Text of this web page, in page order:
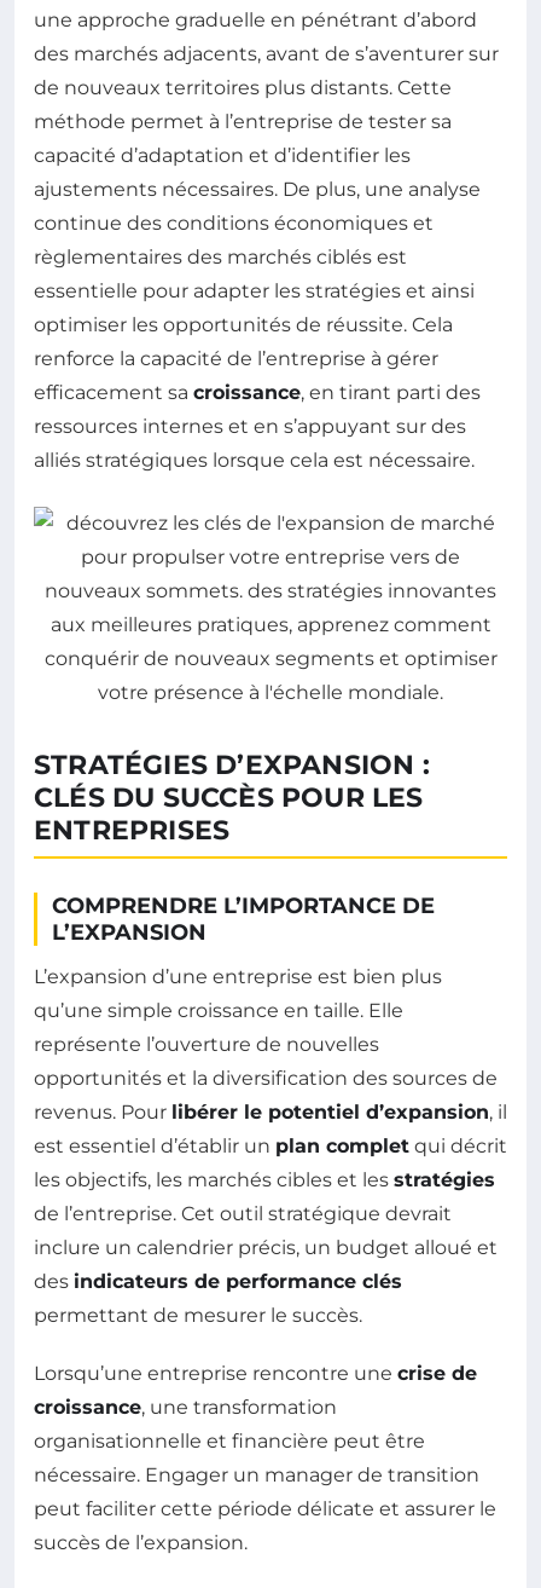
une approche graduelle en pénétrant d’abord
des marchés adjacents, avant de s’aventurer sur
de nouveaux territoires plus distants. Cette
méthode permet à l’entreprise de tester sa
capacité d’adaptation et d’identifier les
ajustements nécessaires. De plus, une analyse
continue des conditions économiques et
règlementaires des marchés ciblés est
essentielle pour adapter les stratégies et ainsi
optimiser les opportunités de réussite. Cela
renforce la capacité de l’entreprise à gérer
efficacement sa croissance, en tirant parti des
ressources internes et en s’appuyant sur des
alliés stratégiques lorsque cela est nécessaire.
STRATÉGIES D’EXPANSION :
CLÉS DU SUCCÈS POUR LES
ENTREPRISES
COMPRENDRE L’IMPORTANCE DE
L’EXPANSION
L’expansion d’une entreprise est bien plus
qu’une simple croissance en taille. Elle
représente l’ouverture de nouvelles
opportunités et la diversification des sources de
revenus. Pour libérer le potentiel d’expansion, il
est essentiel d’établir un plan complet qui décrit
les objectifs, les marchés cibles et les stratégies
de l’entreprise. Cet outil stratégique devrait
inclure un calendrier précis, un budget alloué et
des indicateurs de performance clés
permettant de mesurer le succès.
Lorsqu’une entreprise rencontre une crise de
croissance, une transformation
organisationnelle et financière peut être
nécessaire. Engager un manager de transition
peut faciliter cette période délicate et assurer le
succès de l’expansion.